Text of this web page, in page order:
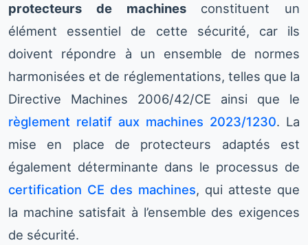
protecteurs de machinesconstituent un
élément essentiel de cette sécurité, car ils
doivent répondre à un ensemble de normes
harmonisées et de réglementations, telles que la
Directive Machines 2006/42/CE ainsi que le
règlement relatif aux machines 2023/1230. La
mise en place de protecteurs adaptés est
également déterminante dans le processus de
certification CE des machines, qui atteste que
la machine satisfait à l’ensemble des exigences
de sécurité.